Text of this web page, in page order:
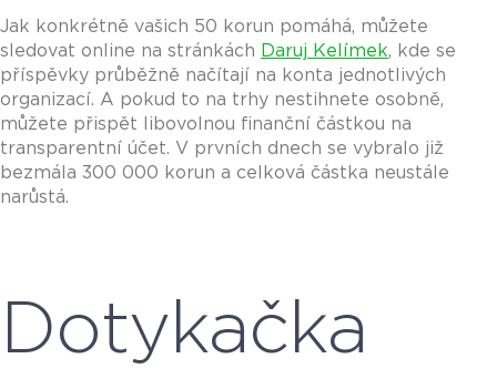
Jak konkrétně vašich 50 korun pomáhá, můžete
sledovat online na stránkách Daruj Kelímek, kde se
příspěvky průběžně načítají na konta jednotlivých
organizací. A pokud to na trhy nestihnete osobně,
můžete přispět libovolnou finanční částkou na
transparentní účet. V prvních dnech se vybralo již
bezmála 300 000 korun a celková částka neustále
narůstá.
Dotykačka